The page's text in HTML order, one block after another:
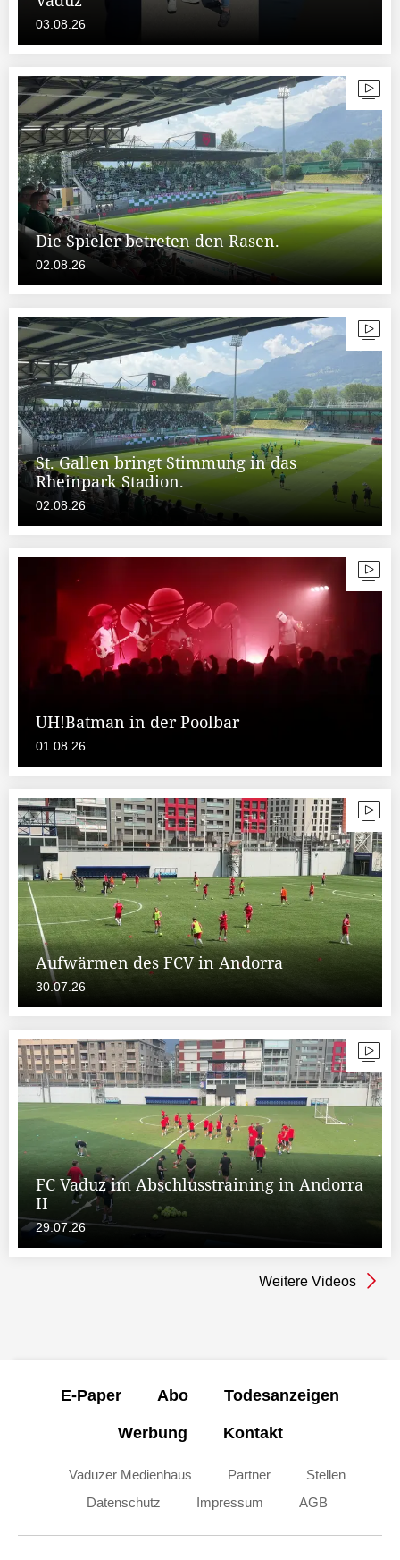
03.08.26
Die Spieler betreten den Rasen.
02.08.26
St. Gallen bringt Stimmung in das
Rheinpark Stadion.
02.08.26
UH!Batman in der Poolbar
01.08.26
Aufwärmen des FCV in Andorra
30.07.26
FC Vaduz im Abschlusstraining in Andorra
II
29.07.26
Weitere Videos
E-Paper Abo Todesanzeigen
Werbung Kontakt
Vaduzer Medienhaus Partner
Stellen
Datenschutz
Impressum AGB